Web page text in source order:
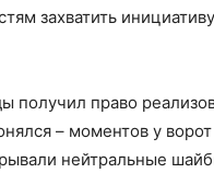
захватить
право
– моментов у
нейтральные